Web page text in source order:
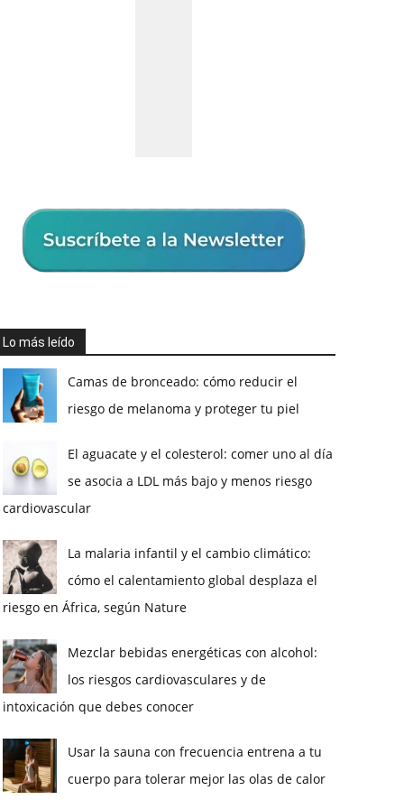
Lo más leído
Camas de bronceado: cómo reducir el
riesgo de melanoma y proteger tu piel
El aguacate y el colesterol: comer uno al día
se asocia a LDL más bajo y menos riesgo
cardiovascular
La malaria infantil y el cambio climático:
cómo el calentamiento global desplaza el
riesgo en África, según Nature
Mezclar bebidas energéticas con alcohol:
los riesgos cardiovasculares y de
intoxicación que debes conocer
Usar la sauna con frecuencia entrena a tu
cuerpo para tolerar mejor las olas de calor